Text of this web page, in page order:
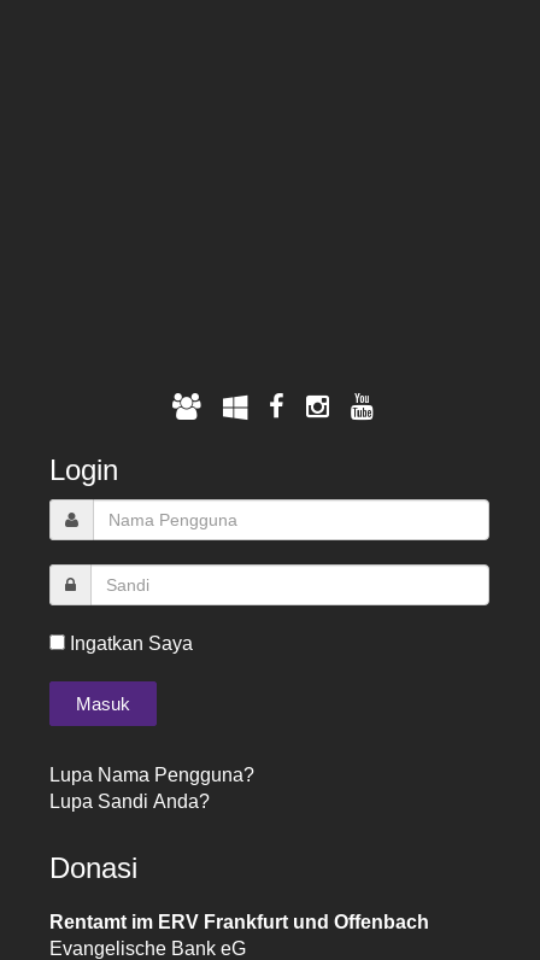
Login
Ingatkan Saya
Lupa Nama Pengguna?
Lupa Sandi Anda?
Donasi
Rentamt im ERV Frankfurt und Offenbach
Evangelische Bank eG